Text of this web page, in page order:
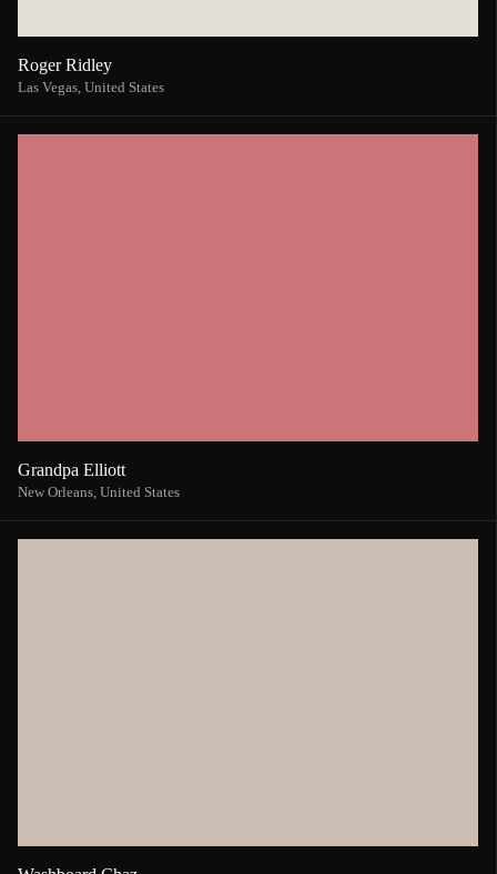
Roger Ridley
Las Vegas, United States
Grandpa Elliott
New Orleans, United States